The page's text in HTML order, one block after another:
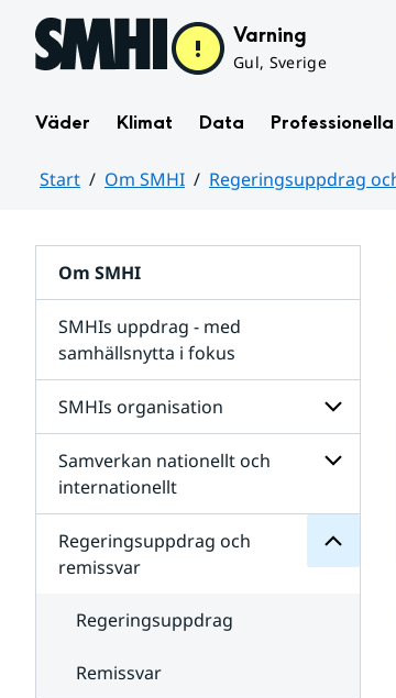
Hoppa till sidans innehåll Varning
Gul, Sverige
Väder Klimat Data
Start Om SMHI Regeringsuppdrag
Om SMHI
SMHIs uppdrag - med
samhällsnytta i fokus
SMHIs organisation
Samverkan nationellt och
internationellt
för
Regeringsuppdrag och
remissvar
för
Regeringsuppdrag
remissvar
Regeringsuppdrag
Remissvar